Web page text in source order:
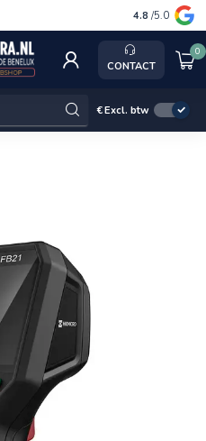
4.8 /5.0
CONTACT
0
€Excl. btw